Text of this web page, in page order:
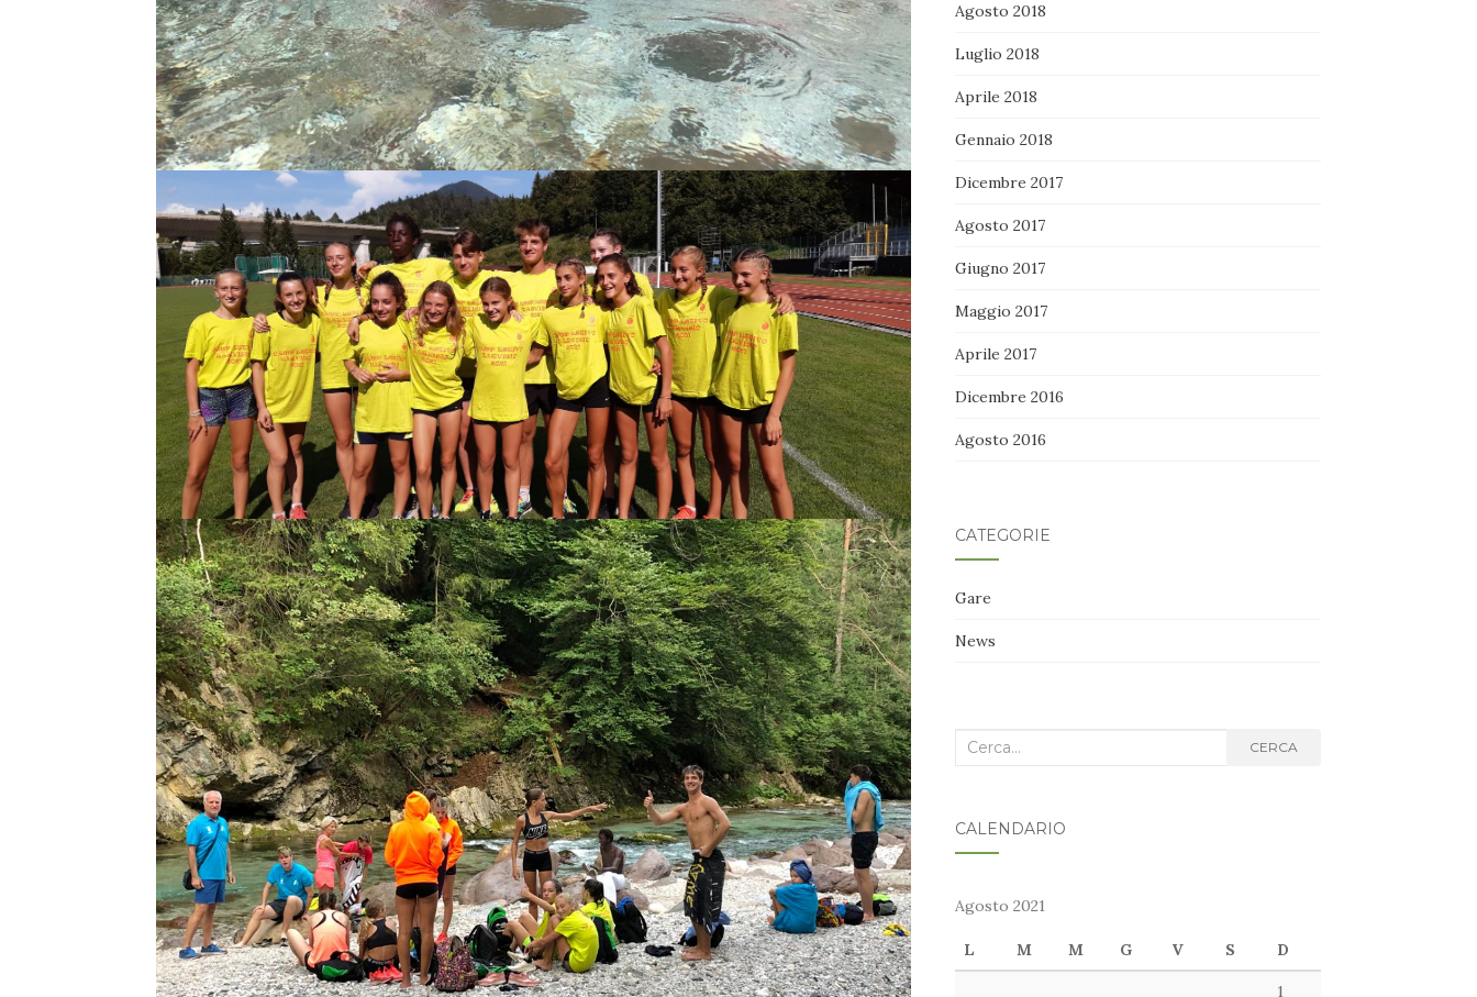
Agosto 2018
Luglio 2018
Aprile 2018
Gennaio 2018
Dicembre 2017
Agosto 2017
Giugno 2017
Maggio 2017
Aprile 2017
Dicembre 2016
Agosto 2016
CATEGORIE
Gare
News
Cerca
CERCA
CALENDARIO
Agosto 2021
L M M G V S D
1